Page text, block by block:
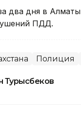
два дня в Алматы
ПДД.
Полиция
Турысбеков